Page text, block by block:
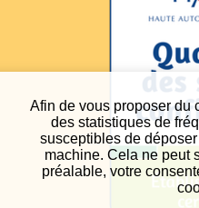
Afin de vous proposer du
des statistiques de
susceptibles de
machine. Cela ne peut
préalable, votre